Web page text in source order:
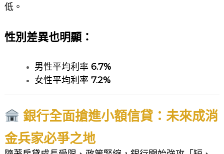
低。
性別差異也明顯：
男性平均利率 6.7%
女性平均利率 7.2%
銀行全面搶進小額信貸：未來成消
金兵家必爭之地